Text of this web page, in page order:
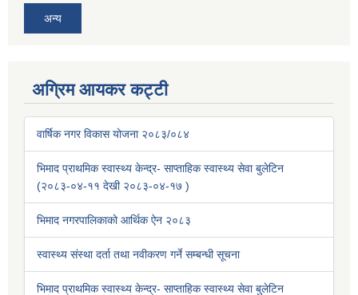
अन्य
अग्रिम आयकर कट्टी
वार्षिक नगर विकास योजना २०८३/०८४
भिमाद प्राथमिक स्वास्थ्य केन्द्र- साप्ताहिक स्वास्थ्य सेवा बुलेटिन
(२०८३-०४-११ देखी २०८३-०४-१७ )
भिमाद नगरपालिकाको आर्थिक ऐन २०८३
स्वास्थ्य संस्था दर्ता तथा नवीकरण गर्ने सम्बन्धी सूचना
भिमाद प्राथमिक स्वास्थ्य केन्द्र- साप्ताहिक स्वास्थ्य सेवा बुलेटिन